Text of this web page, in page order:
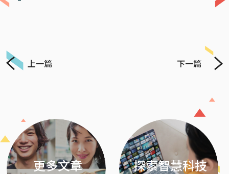
上一篇 下一篇
更多文章 探索智慧科技